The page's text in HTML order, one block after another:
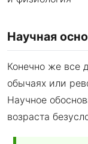
Научная
Конечно же все
обычаях или
Научное
возраста